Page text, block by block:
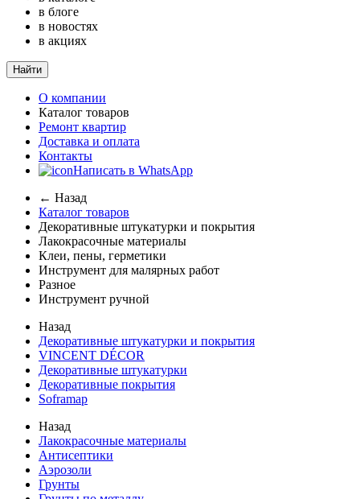
в блоге
в новостях
в акциях
Найти
О компании
Каталог товаров
Ремонт квартир
Доставка и оплата
Контакты
Написать в WhatsApp
← Назад
Каталог товаров
Декоративные штукатурки и покрытия
Лакокрасочные материалы
Клеи, пены, герметики
Инструмент для малярных работ
Разное
Инструмент ручной
Назад
Декоративные штукатурки и покрытия
VINCENT DÉCOR
Декоративные штукатурки
Декоративные покрытия
Soframap
Назад
Лакокрасочные материалы
Антисептики
Аэрозоли
Грунты